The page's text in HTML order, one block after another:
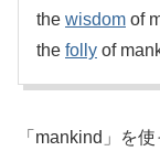
the wisdom of
the folly of
「mankind」を